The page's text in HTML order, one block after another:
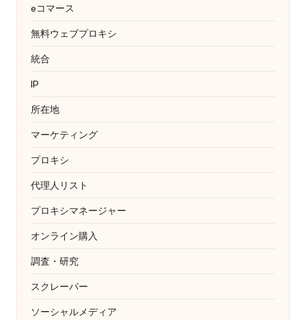
eコマース
無料ウェブプロキシ
統合
IP
所在地
マーケティング
プロキシ
代理人リスト
プロキシマネージャー
オンライン購入
調査・研究
スクレーパー
ソーシャルメディア